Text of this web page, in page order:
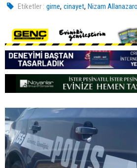
Etiketler : girne,cinayet,Nizam